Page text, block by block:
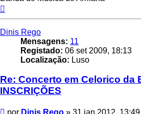
Dinis Rego
Mensagens: 11
Registado: 06 set 2009, 18:13
Localização: Luso
Re: Concerto em Celorico da
INSCRIÇÕES
Mensagem